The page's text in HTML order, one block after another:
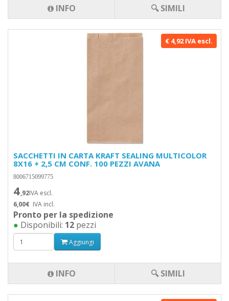
INFO 🔍 SIMILI
€ 4,92 IVA escl.
SACCHETTI IN CARTA KRAFT SEALING MULTICOLOR
8X16 + 2,5 CM CONF. 100 PEZZI AVANA
8006715099775
4,92IVA escl.
6,00€ IVA incl.
Pronto per la spedizione
● Disponibili: 12 pezzi
Aggiungi
INFO 🔍 SIMILI